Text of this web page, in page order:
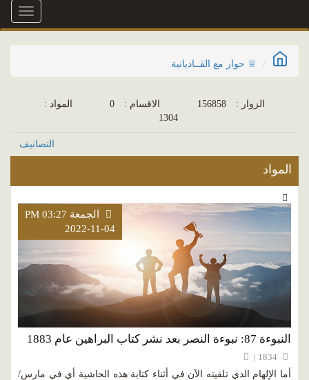
Toggle
♕ حوار مع القــاديانية
الزوار : 156858 الاقسام : 0
المواد :
1304
التصانيف
المواد
الجمعة PM 03:27
2022-11-04
النبوءة 87: نبوءة النصر بعد نشر كتاب البراهين عام 1883
أما الإلهام الذي تلقيته الآن في أثناء كتابة هذه الحاشية أي في مارس/